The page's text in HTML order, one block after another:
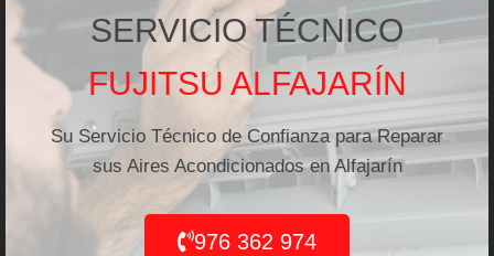
SERVICIO TÉCNICO
FUJITSU ALFAJARÍN
Su Servicio Técnico de Confianza para Reparar
sus Aires Acondicionados en Alfajarín
976 362 974